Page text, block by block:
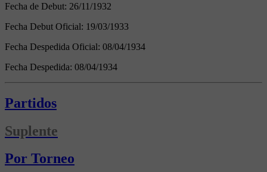
Fecha de Debut: 26/11/1932
Fecha Debut Oficial: 19/03/1933
Fecha Despedida Oficial: 08/04/1934
Fecha Despedida: 08/04/1934
Partidos
Suplente
Por Torneo